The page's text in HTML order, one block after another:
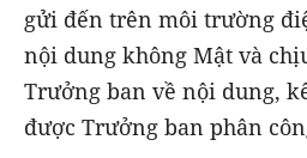
gửi đến trên môi trường
nội dung không Mật và
Trưởng ban về nội dung,
được Trưởng ban phân